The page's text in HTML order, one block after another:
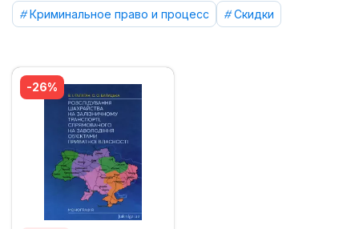
Криминальное право и процесс Скидки
-26%